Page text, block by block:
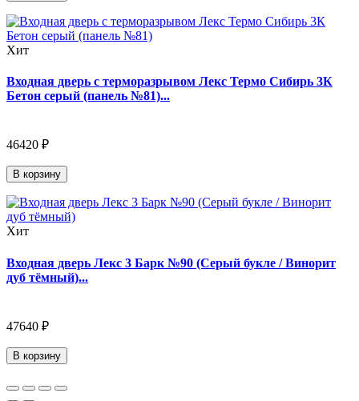
Хит
Входная дверь с терморазрывом Лекс Термо Сибирь 3К
Бетон серый (панель №81)...
46420 ₽
В корзину
Хит
Входная дверь Лекс 3 Барк №90 (Серый букле / Винорит
дуб тёмный)...
47640 ₽
В корзину